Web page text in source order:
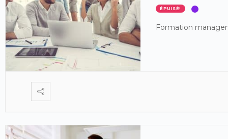
ÉPUISÉ!
Formation